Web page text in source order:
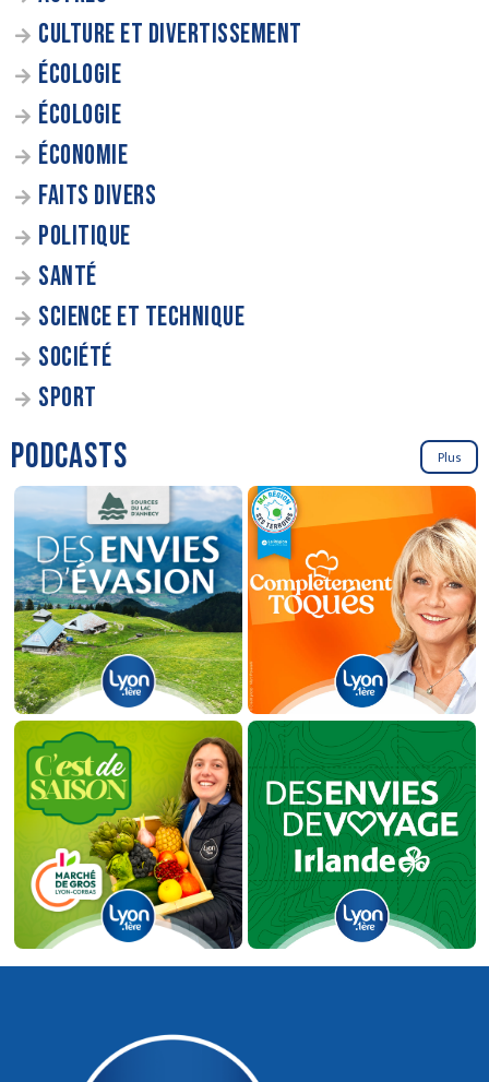
CULTURE ET DIVERTISSEMENT
ÉCOLOGIE
ÉCOLOGIE
ÉCONOMIE
FAITS DIVERS
POLITIQUE
SANTÉ
SCIENCE ET TECHNIQUE
SOCIÉTÉ
SPORT
PODCASTS Plus